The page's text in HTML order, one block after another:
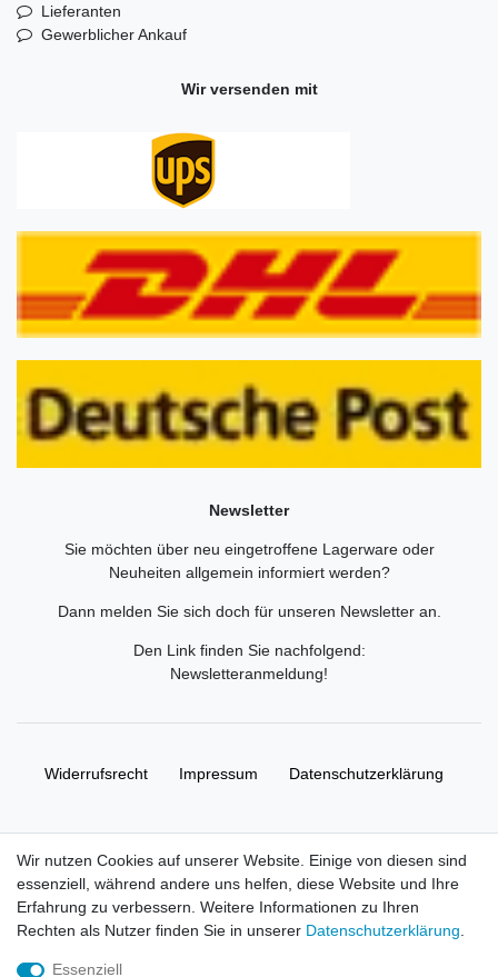
Lieferanten
Gewerblicher Ankauf
Wir versenden mit
Newsletter
Sie möchten über neu eingetroffene Lagerware oder
Neuheiten allgemein informiert werden?
Dann melden Sie sich doch für unseren Newsletter an.
Den Link finden Sie nachfolgend:
Newsletteranmeldung!
Widerrufs­recht Impressum Daten­schutz­erklärung
© Copyright 2026 | Alle Rechte vorbehalten. HL-
Handelsgesellschaft mbH.
Wir nutzen Cookies auf unserer Website. Einige von diesen sind
essenziell, während andere uns helfen, diese Website und Ihre
Erfahrung zu verbessern. Weitere Informationen zu Ihren
Rechten als Nutzer finden Sie in unserer Daten­schutz­erklärung
Essenziell